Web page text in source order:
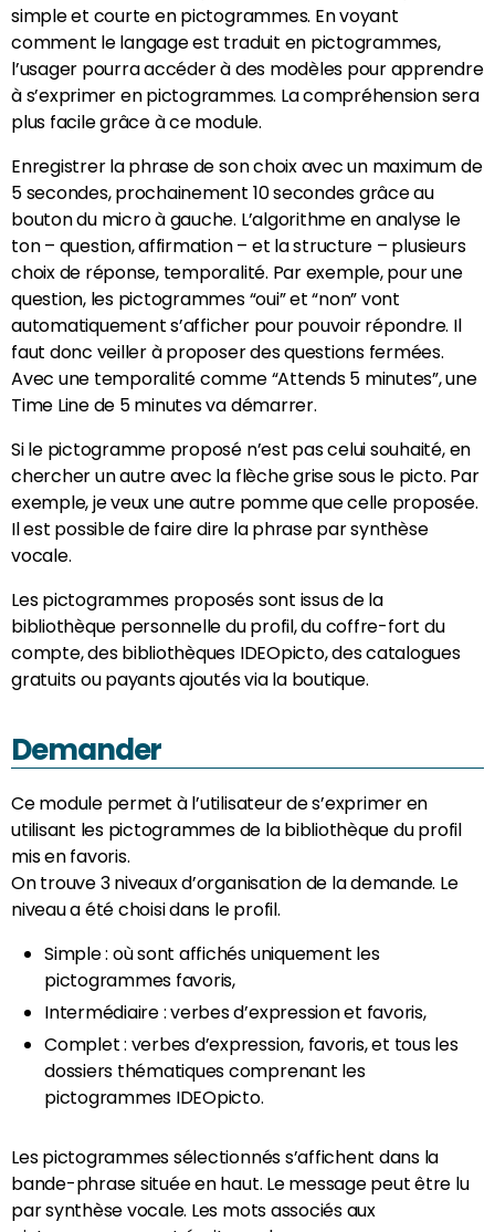
simple et courte en pictogrammes. En voyant
comment le langage est traduit en pictogrammes,
l’usager pourra accéder à des modèles pour apprendre
à s’exprimer en pictogrammes. La compréhension sera
plus facile grâce à ce module.
Enregistrer la phrase de son choix avec un maximum de
5 secondes, prochainement 10 secondes grâce au
bouton du micro à gauche. L’algorithme en analyse le
ton – question, affirmation – et la structure – plusieurs
choix de réponse, temporalité. Par exemple, pour une
question, les pictogrammes “oui” et “non” vont
automatiquement s’afficher pour pouvoir répondre. Il
faut donc veiller à proposer des questions fermées.
Avec une temporalité comme “Attends 5 minutes”, une
Time Line de 5 minutes va démarrer.
Si le pictogramme proposé n’est pas celui souhaité, en
chercher un autre avec la flèche grise sous le picto. Par
exemple, je veux une autre pomme que celle proposée.
Il est possible de faire dire la phrase par synthèse
vocale.
Les pictogrammes proposés sont issus de la
bibliothèque personnelle du profil, du coffre-fort du
compte, des bibliothèques IDEOpicto, des catalogues
gratuits ou payants ajoutés via la boutique.
Demander
Ce module permet à l’utilisateur de s’exprimer en
utilisant les pictogrammes de la bibliothèque du profil
mis en favoris.
On trouve 3 niveaux d’organisation de la demande. Le
niveau a été choisi dans le profil.
Simple : où sont affichés uniquement les
pictogrammes favoris,
Intermédiaire : verbes d’expression et favoris,
Complet : verbes d’expression, favoris, et tous les
dossiers thématiques comprenant les
pictogrammes IDEOpicto.
Les pictogrammes sélectionnés s’affichent dans la
bande-phrase située en haut. Le message peut être lu
par synthèse vocale. Les mots associés aux